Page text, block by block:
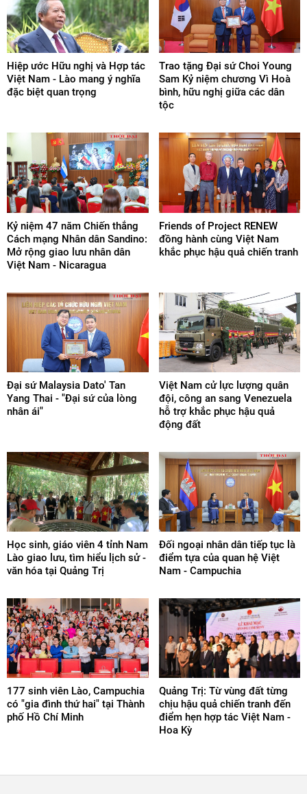
Hiệp ước Hữu nghị và Hợp tác
Việt Nam - Lào mang ý nghĩa
đặc biệt quan trọng
Trao tặng Đại sứ Choi Young
Sam Kỷ niệm chương Vì Hoà
bình, hữu nghị giữa các dân
tộc
Kỷ niệm 47 năm Chiến thắng
Cách mạng Nhân dân Sandino:
Mở rộng giao lưu nhân dân
Việt Nam - Nicaragua
Friends of Project RENEW
đồng hành cùng Việt Nam
khắc phục hậu quả chiến tranh
Đại sứ Malaysia Dato' Tan
Yang Thai - "Đại sứ của lòng
nhân ái"
Việt Nam cử lực lượng quân
đội, công an sang Venezuela
hỗ trợ khắc phục hậu quả
động đất
Học sinh, giáo viên 4 tỉnh Nam
Lào giao lưu, tìm hiểu lịch sử -
văn hóa tại Quảng Trị
Đối ngoại nhân dân tiếp tục là
điểm tựa của quan hệ Việt
Nam - Campuchia
177 sinh viên Lào, Campuchia
có "gia đình thứ hai" tại Thành
phố Hồ Chí Minh
Quảng Trị: Từ vùng đất từng
chịu hậu quả chiến tranh đến
điểm hẹn hợp tác Việt Nam -
Hoa Kỳ